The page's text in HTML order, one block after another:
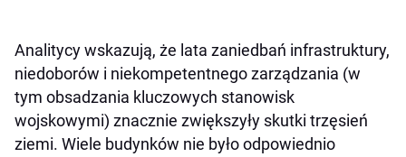
Analitycy wskazują, że lata zaniedbań infrastruktury,
niedoborów i niekompetentnego zarządzania (w
tym obsadzania kluczowych stanowisk
wojskowymi) znacznie zwiększyły skutki trzęsień
ziemi. Wiele budynków nie było odpowiednio